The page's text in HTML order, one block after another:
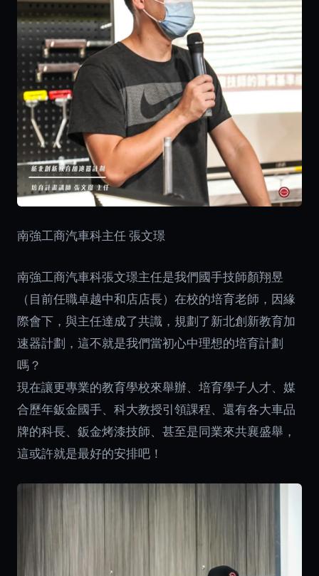
南強工商汽車科主任 張文璟
南強工商汽車科張文璟主任是我們國手技師顏翔昱
（目前任職卓越中和店店長）在校的培育老師，因緣
際會下，與主任達成了共識，規劃了新北創新教育加
速器計劃，這不就是我們當初心中理想的培育計劃
嗎？
現在讓更專業的教育學校來舉辦、培育學子人才、媒
合歷年鈑金國手、科大教授引領課程、還有各大車品
牌的科長、鈑金烤漆技師、甚至是同業來共襄盛舉，
這或許就是最好的安排吧！